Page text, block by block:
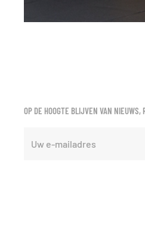
OP DE HOOGTE BLIJVEN VAN NIEUWS,